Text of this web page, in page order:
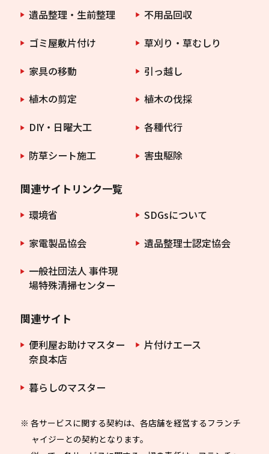
遺品整理・生前整理
不用品回収
ゴミ屋敷片付け
草刈り・草むしり
家具の移動
引っ越し
植木の剪定
植木の伐採
DIY・日曜大工
各種代行
防草シート施工
害虫駆除
関連サイトリンク一覧
環境省
SDGsについて
家電製品協会
遺品整理士認定協会
一般社団法人 事件現
場特殊清掃センター
関連サイト
便利屋お助けマスター
奈良本店
片付けエース
暮らしのマスター
※ 各サービスに関する契約は、各店舗を経営するフランチ
ャイジーとの契約となります。